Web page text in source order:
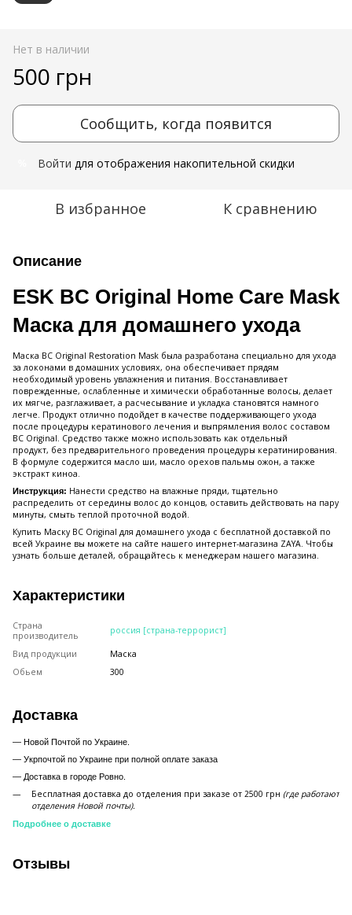
Нет в наличии
500 грн
Сообщить, когда появится
Войти для отображения накопительной скидки
В избранное К сравнению
Описание
ESK BC Original Home Care Mask
Маска для домашнего ухода
Маска BC Original Restoration Mask была разработана специально для ухода
за локонами в домашних условиях, она обеспечивает прядям
необходимый уровень увлажнения и питания. Восстанавливает
поврежденные, ослабленные и химически обработанные волосы, делает
их мягче, разглаживает, а расчесывание и укладка становятся намного
легче. Продукт отлично подойдет в качестве поддерживающего ухода
после процедуры кератинового лечения и выпрямления волос составом
BC Original. Средство также можно использовать как отдельный
продукт, без предварительного проведения процедуры кератинирования.
В формуле содержится масло ши, масло орехов пальмы ожон, а также
экстракт киноа.
Инструкция: Нанести средство на влажные пряди, тщательно
распределить от середины волос до концов, оставить действовать на пару
минуты, смыть теплой проточной водой.
Купить Маску BC Original для домашнего ухода с бесплатной доставкой по
всей Украине вы можете на сайте нашего интернет-магазина ZAYA. Чтобы
узнать больше деталей, обращайтесь к менеджерам нашего магазина.
Характеристики
Страна
производитель
россия [страна-террорист]
Вид продукции
Маска
Обьем
300
Доставка
— Новой Почтой по Украине.
— Укрпочтой по Украине при полной оплате заказа
— Доставка в городе Ровно.
Бесплатная доставка до отделения при заказе от 2500 грн (где работают
отделения Новой почты).
Подробнее о доставке
Отзывы